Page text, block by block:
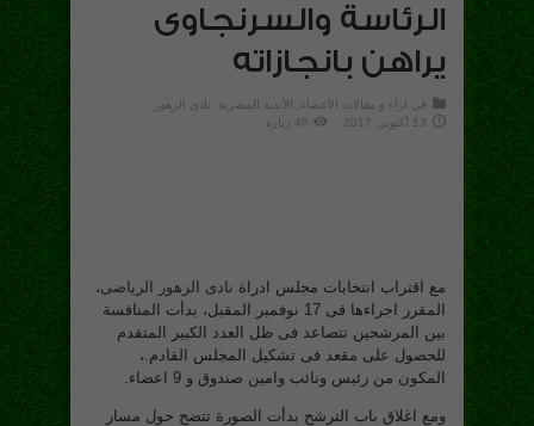
الرئاسة والسرنجاوى
يراهن بانجازاته
في اراء و مقالات الأعضاء الأندية المصرية
نادى الزهور
13 أكتوبر، 2017
46 زيارة
مع اقتراب انتخابات مجلس ادراة نادى الزهور الرياضى،
المقرر اجراءها فى 17 نوفمبر المقبل، بدأت المنافسة
بين المرشحين تتصاعد فى ظل العدد الكبير المتقدم
للحصول على مقعد فى تشكيل المجلس القادم.،
المكون من رئيس ونائب وامين صندوق و 9 اعضاء.
ومع اغلاق باب الترشح بدأت الصورة تتضح حول مسار